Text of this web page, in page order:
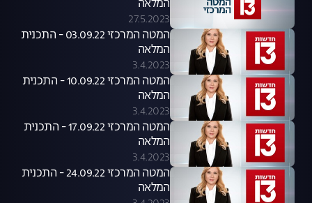
המלאה
27.5.2023
המטה המרכזי 03.09.22 - התכנית
המלאה
3.4.2023
המטה המרכזי 10.09.22 - התכנית
המלאה
3.4.2023
המטה המרכזי 17.09.22 - התכנית
המלאה
3.4.2023
המטה המרכזי 24.09.22 - התכנית
המלאה